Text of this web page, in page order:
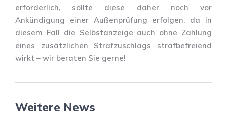
erforderlich, sollte diese daher noch vor
Ankündigung einer Außenprüfung erfolgen, da in
diesem Fall die Selbstanzeige auch ohne Zahlung
eines zusätzlichen Strafzuschlags strafbefreiend
wirkt – wir beraten Sie gerne!
Weitere News